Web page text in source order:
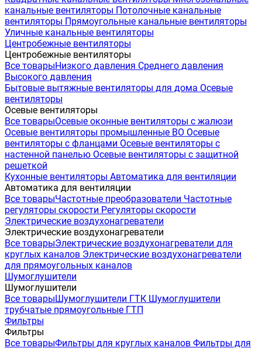
канальные вентиляторы Потолочные канальные
вентиляторы Прямоугольные канальные вентиляторы
Уличные канальные вентиляторы
Центробежные вентиляторы
Центробежные вентиляторы
Все товарыНизкого давления Среднего давления
Высокого давления
Бытовые вытяжные вентиляторы для дома Осевые
вентиляторы
Осевые вентиляторы
Все товарыОсевые оконные вентиляторы с жалюзи
Осевые вентиляторы промышленные ВО Осевые
вентиляторы с фланцами Осевые вентиляторы с
настенной панелью Осевые вентиляторы с защитной
решеткой
Кухонные вентиляторы Автоматика для вентиляции
Автоматика для вентиляции
Все товарыЧастотные преобразователи Частотные
регуляторы скорости Регуляторы скорости
Электрические воздухонагреватели
Электрические воздухонагреватели
Все товарыЭлектрические воздухонагреватели для
круглых каналов Электрические воздухонагреватели
для прямоугольных каналов
Шумоглушители
Шумоглушители
Все товарыШумоглушители ГТК Шумоглушители
трубчатые прямоугольные ГТП
Фильтры
Фильтры
Все товарыФильтры для круглых каналов Фильтры для